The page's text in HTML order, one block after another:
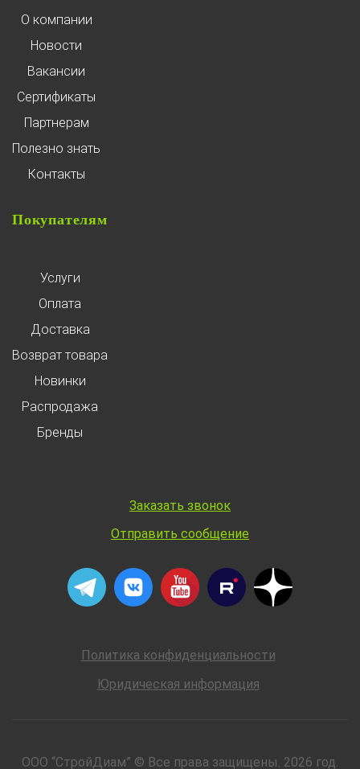
О компании
Новости
Вакансии
Сертификаты
Партнерам
Полезно знать
Контакты
Покупателям
Услуги
Оплата
Доставка
Возврат товара
Новинки
Распродажа
Бренды
Заказать звонок
Отправить сообщение
Политика конфиденциальности
Юридическая информация
ООО “СтройДиам” © Все права защищены. 2026 год.